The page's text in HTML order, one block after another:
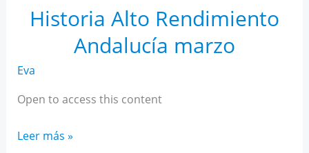
Andalucía
abrilHistoria Alto Rendimiento
Andalucía marzo
Eva
Open to access this content
Historia
Leer más »